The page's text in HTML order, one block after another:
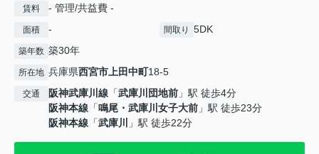
賃料 - 管理/共益費 -
面積 - 間取り 5DK
築年数 築30年
所在地 兵庫県西宮市 上田中町18-5
交通 阪神武庫川線 「武庫川団地前 」駅 徒歩4分
阪神本線 「鳴尾・武庫川女子大前 」駅 徒歩23分
阪神本線 「武庫川 」駅 徒歩22分